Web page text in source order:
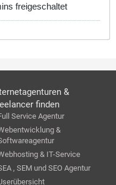
freigeschaltet
&
finden
Service Agentur
&
& IT-Service
, SEM und SEO Agentur